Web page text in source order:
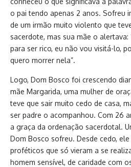
o pai tendo apenas 2 anos. Sofreu
de um irmão muito violento que
sacerdote, mas sua mãe o alertava:
para ser rico, eu não vou visitá-lo,
quero morrer nela”.
Logo, Dom Bosco foi crescendo
mãe Margarida, uma mulher de
teve que sair muito cedo de casa,
ser padre o acompanhou. Com 26
a graça da ordenação sacerdotal.
Dom Bosco sofreu. Desde cedo,
proféticos que só vieram a se
homem sensível, de caridade com